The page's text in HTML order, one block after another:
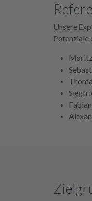
Unsere
Potenziale